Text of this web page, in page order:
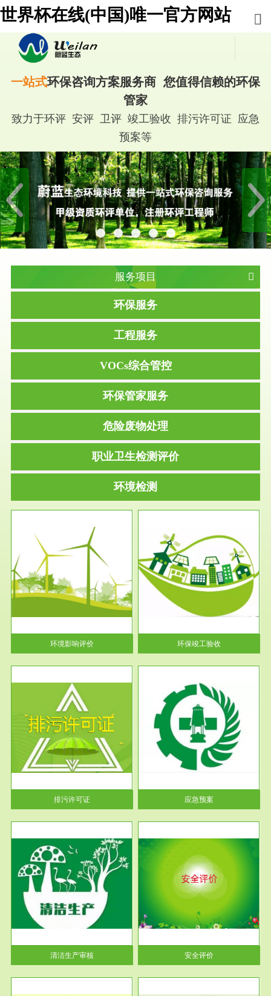
世界杯在线(中国)唯一官方网站
一站式环保咨询方案服务商 您值得信赖的环保
管家
致力于环评 安评 卫评 竣工验收 排污许可证 应急
预案等
服务项目
环保服务
工程服务
VOCs综合管控
环保管家服务
危险废物处理
职业卫生检测评价
环境检测
环境影响评价
服务范围
环保竣工验收
根据《建设项目环境保护管理条
例》第十七条 编制环境影响报
告书、...
环保竣工验收
排污许可证
服务范围
应急预案
根据《中华人民共和国环境保护
法》第十九条 企业事业单位应
当按照...
应急预案
清洁生产审核
服务范围
安全评价
安全评价安全评价目的是查找、
分析和预测工程、系统、生产经
营活...
安全评价